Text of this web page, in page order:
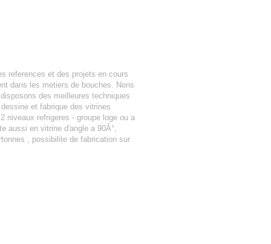
references et des projets en cours
dans les metiers de bouches. Nons
des meilleures techniques
et fabrique des vitrines
niveaux refrigeres - groupe loge ou a
aussi en vitrine d'angle a 90Â°,
, possibilite de fabrication sur